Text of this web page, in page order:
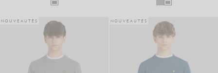
NOUVEAUTÉS NOUVEAUTÉS